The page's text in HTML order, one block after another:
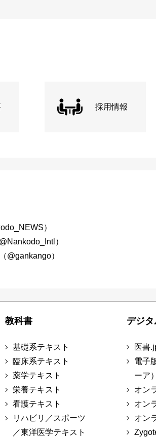
採用情報
）
）
@gankango）
教科書
基礎系テキスト
臨床系テキスト
薬学テキスト
栄養テキスト
看護テキスト
リハビリ／スポーツ
／東洋医学テキスト
デジ
医書
電子
ーア）
オン
オン
オン